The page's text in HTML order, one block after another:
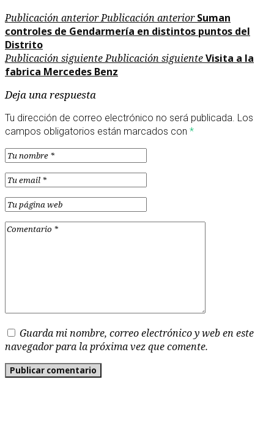
Publicación anteriorPublicación anterior Suman
controles de Gendarmería en distintos puntos del
Distrito
Publicación siguientePublicación siguienteVisita a la
fabrica Mercedes Benz
Deja una respuesta
Tu dirección de correo electrónico no será publicada. Los
campos obligatorios están marcados con *
Guarda mi nombre, correo electrónico y web en este
navegador para la próxima vez que comente.